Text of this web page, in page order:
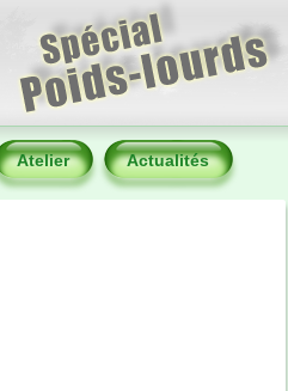
Atelier Actualités